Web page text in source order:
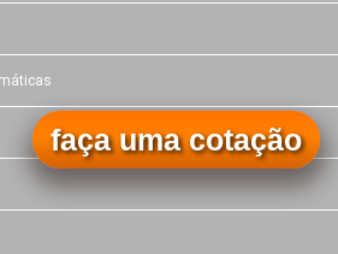
faça uma cotação